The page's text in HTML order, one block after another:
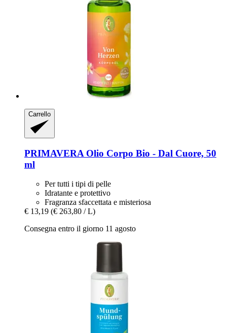
Carrello
PRIMAVERA Olio Corpo Bio -​ Dal Cuore, 50
ml
Per tutti i tipi di pelle
Idratante e protettivo
Fragranza sfaccettata e misteriosa
€ 13,19 (€ 263,80 / L)
Consegna entro il giorno 11 agosto